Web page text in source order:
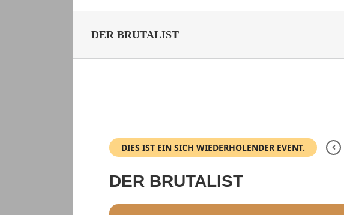
DER BRUTALIST
DIES IST EIN SICH WIEDERHOLENDER EVENT.
DER BRUTALIST